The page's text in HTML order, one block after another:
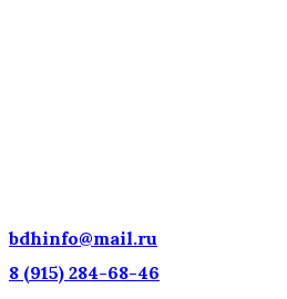
bdhinfo@mail.ru
8 (915) 284-68-46